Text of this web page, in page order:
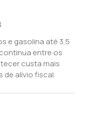
e gasolina até 3,5
entre os
custa mais
de alívio fiscal.